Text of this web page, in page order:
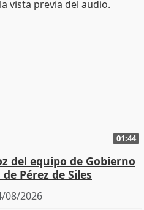
01:44
del equipo de Gobierno
Pérez de Siles
08/2026